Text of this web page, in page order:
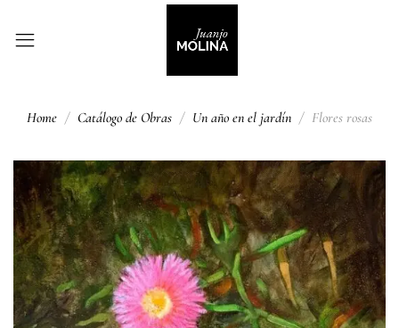
Home Catálogo de Obras Un año en el jardín Flores rosas